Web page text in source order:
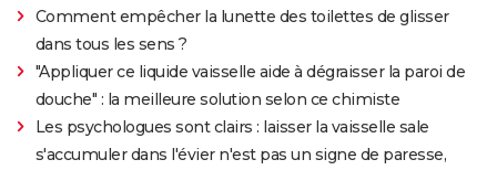
Comment empêcher la lunette des toilettes de glisser
dans tous les sens ?
"Appliquer ce liquide vaisselle aide à dégraisser la paroi de
douche" : la meilleure solution selon ce chimiste
Les psychologues sont clairs : laisser la vaisselle sale
s'accumuler dans l'évier n'est pas un signe de paresse,